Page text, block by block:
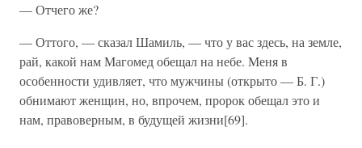
— Отчего же?
— Оттого, — сказал Шамиль, — что у вас здесь, на земле,
рай, какой нам Магомед обещал на небе. Меня в
особенности удивляет, что мужчины (открыто — Б. Г.)
обнимают женщин, но, впрочем, пророк обещал это и
нам, правоверным, в будущей жизни[69].